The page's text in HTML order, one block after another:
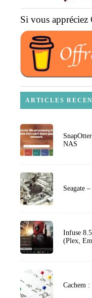
Si vous appréciez
ARTICLES
NAS
Seagate
Infuse
(Plex,
Cachem